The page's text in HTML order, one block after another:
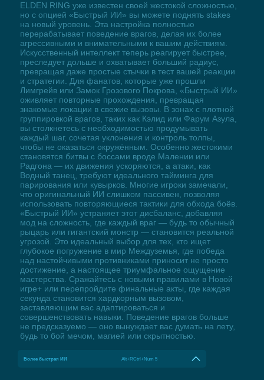
ELDEN RING уже известен своей жестокой сложностью,
но с опцией «Быстрый ИИ» вы можете поднять stakes
на новый уровень. Эта настройка полностью
перерабатывает поведение врагов, делая их более
агрессивными и внимательными к вашим действиям.
Искусственный интеллект теперь реагирует быстрее,
преследует дольше и охватывает больший радиус,
превращая даже простые стычки в тест вашей реакции
и стратегии. Для фанатов, которые уже прошли
Лимгрейв или Замок Грозового Покрова, «Быстрый ИИ»
оживляет повторные прохождения, превращая
знакомые локации в свежие вызовы. В зонах с плотной
группировкой врагов, таких как Кэлид или Фарум Азула,
вы столкнетесь с необходимостью продумывать
каждый шаг, сочетая уклонения и контроль толпы,
чтобы не оказаться окружённым. Особенно жестокими
становятся битвы с боссами вроде Малении или
Радгона — их движения ускоряются, а атаки, как
Водный танец, требуют идеального тайминга для
парирования или кувырков. Многие игроки замечали,
что оригинальный ИИ слишком пассивен, позволяя
использовать повторяющиеся тактики для обхода боёв.
«Быстрый ИИ» устраняет этот дисбаланс, добавляя
мод на сложность, где каждый враг — будь то обычный
рыцарь или гигантский монстр — становится реальной
угрозой. Это идеальный выбор для тех, кто ищет
глубокое погружение в мир Междуземья, где победа
над настойчивыми противниками приносит не просто
достижение, а настоящее триумфальное ощущение
мастерства. Сражайтесь с новыми правилами в Новой
игре+ или перепройдите финальные акты, где каждая
секунда становится хардкорным вызовом,
заставляющим вас адаптироваться и
совершенствовать навыки. Поведение врагов больше
не предсказуемо — оно вынуждает вас думать на лету,
будь то бой мечом, магией или скрытностью.
Более быстрая ИИ Alt+RCtrl+Num 5